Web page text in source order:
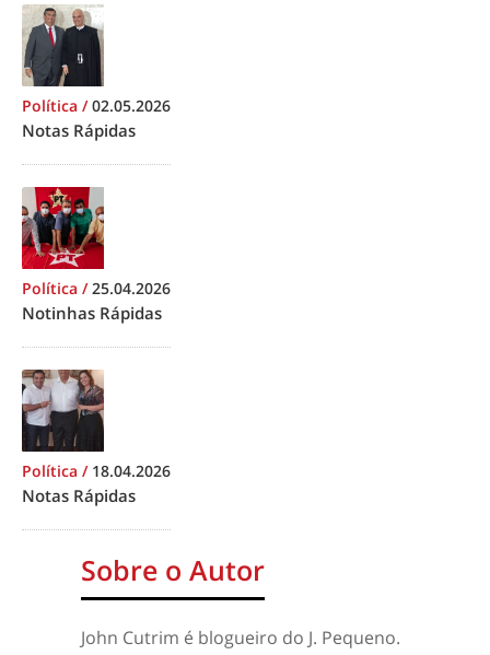
Política /02.05.2026
Notas Rápidas
Política /25.04.2026
Notinhas Rápidas
Política / 18.04.2026
Notas Rápidas
Sobre o Autor
John Cutrim é blogueiro do J. Pequeno.